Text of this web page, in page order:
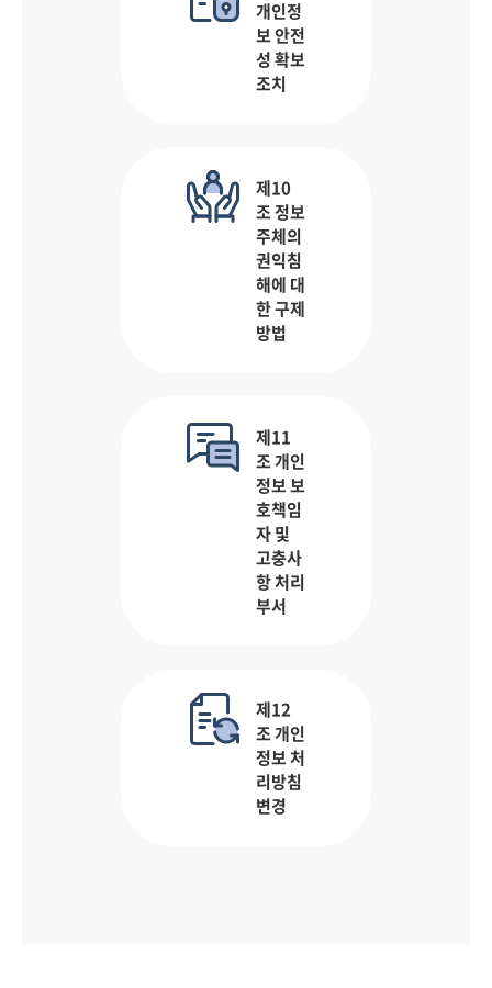
개인정
보 안전
성 확보
조치
제10
조 정보
주체의
권익침
해에 대
한 구제
방법
제11
조 개인
정보 보
호책임
자 및
고충사
항 처리
부서
제12
조 개인
정보 처
리방침
변경